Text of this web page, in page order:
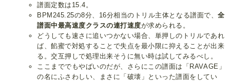
譜面定数は15.4。
BPM245.25の8分、16分相当のトリル主体となる譜面で、全
譜面中最高速度クラスの連打速度が求められる。
どうしても速さに追いつかない場合、単押しのトリルであれ
ば、餡蜜で対処することで失点を最小限に抑えることが出来
る。交互押しで処理出来そうに無い時は試してみるべし。
ここまででもやばいのだが、さらにこの譜面は「RAVAGE」
の名にふさわしい、まさに「破壊」といった譜面をしてい